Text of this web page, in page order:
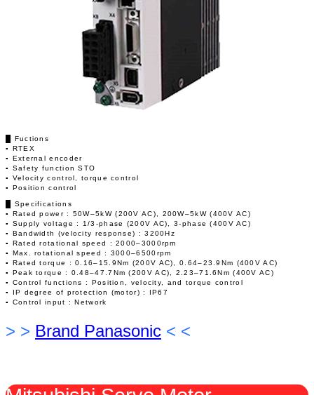
█ Fuctions
▪ RTEX
▪ External encoder
▪ Safety function STO
▪ Velocity control, torque control
▪ Position control
█ Specifications
▪ Rated power : 50W–5kW (200V AC), 200W–5kW (400V AC)
▪ Supply voltage : 1/3-phase (200V AC), 3-phase (400V AC)
▪ Bandwidth (velocity response) : 3200Hz
▪ Rated rotational speed : 2000–3000rpm
▪ Max. rotational speed : 3000–6500rpm
▪ Rated torque : 0.16–15.9Nm (200V AC), 0.64–23.9Nm (400V AC)
▪ Peak torque : 0.48–47.7Nm (200V AC), 2.23–71.6Nm (400V AC)
▪ Control functions : Position, velocity, and torque control
▪ IP degree of protection (motor) : IP67
▪ Control input : Network
> > Brand Panasonic < <